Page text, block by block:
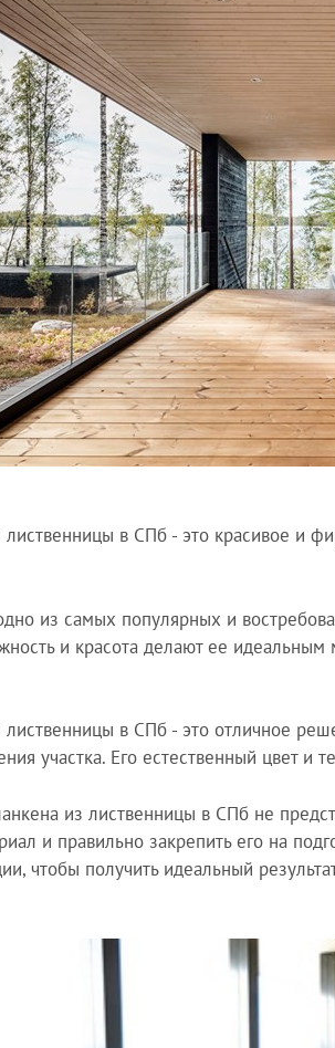
в СПб - это красивое и
из самых популярных и
и красота делают ее
в СПб - это отличное
участка. Его естественный цвет и
из лиственницы в СПб не
и правильно закрепить его на
чтобы получить идеальный